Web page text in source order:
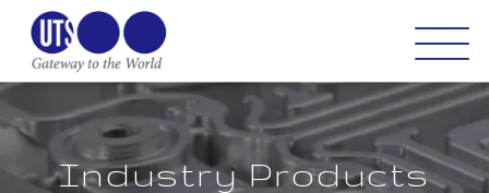
Industry Products